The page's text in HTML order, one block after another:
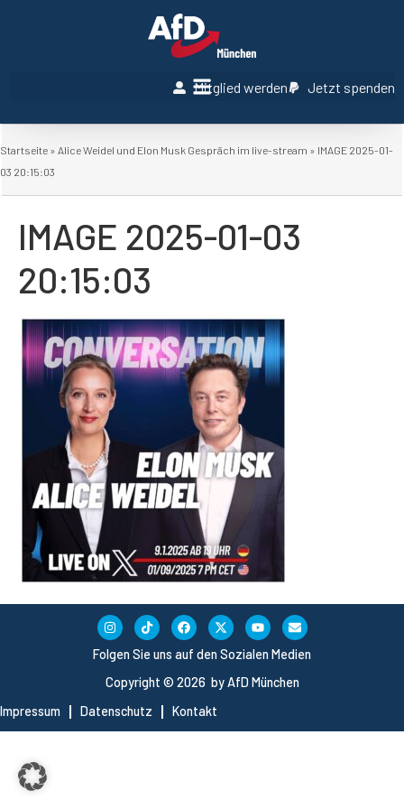
Mitglied werden Jetzt spenden
Startseite » Alice Weidel und Elon Musk Gespräch im live-stream » IMAGE 2025-01-
03 20:15:03
IMAGE 2025-01-03
20:15:03
Copyright © 2026 by AfD München
Impressum
Datenschutz Kontakt
Folgen Sie uns auf den Sozialen Medien